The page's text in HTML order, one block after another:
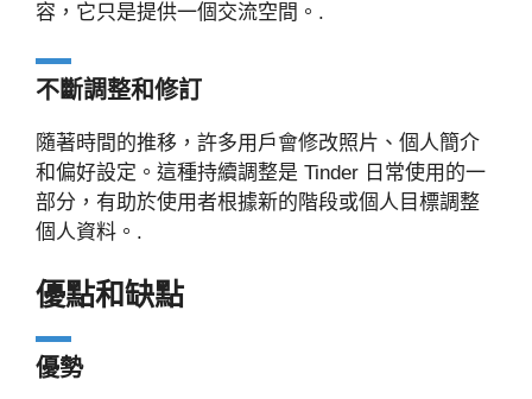
容，它只是提供一個交流空間。.
不斷調整和修訂
隨著時間的推移，許多用戶會修改照片、個人簡介
和偏好設定。這種持續調整是 Tinder 日常使用的一
部分，有助於使用者根據新的階段或個人目標調整
個人資料。.
優點和缺點
優勢